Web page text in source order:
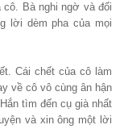
cô. Bà nghi ngờ và đối
lời dèm pha của mọi
Cái chết của cô làm
về cô vô cùng ân hận
tìm đến cụ già nhất
và xin ông một lời